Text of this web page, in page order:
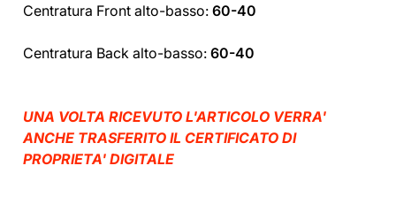
Centratura Front alto-basso: 60-40
Centratura Back alto-basso: 60-40
UNA VOLTA RICEVUTO L'ARTICOLO VERRA'
ANCHE TRASFERITO IL CERTIFICATO DI
PROPRIETA' DIGITALE